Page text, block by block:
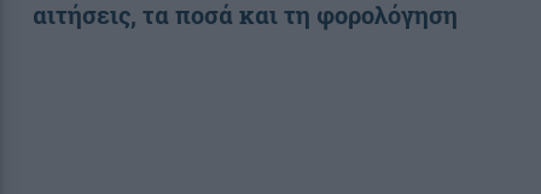
αιτήσεις, τα ποσά και τη φορολόγηση